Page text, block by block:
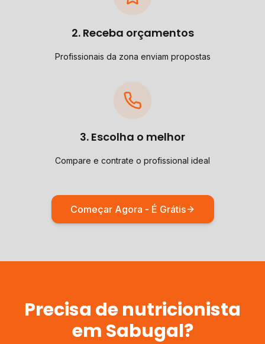
2. Receba orçamentos
Profissionais da zona enviam propostas
3. Escolha o melhor
Compare e contrate o profissional ideal
Começar Agora - É Grátis
Precisa denutricionista
em Sabugal?